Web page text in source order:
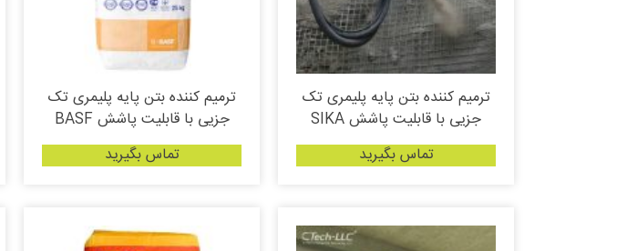
ترمیم کننده بتن پایه پلیمری تک
جزیی با قابلیت پاشش SIKA
تماس بگیرید
ترمیم کننده بتن پایه پلیمری تک
جزیی با قابلیت پاشش BASF
تماس بگیرید